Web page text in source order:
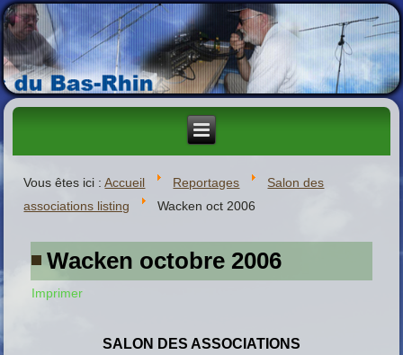
Vous êtes ici :Accueil Reportages
Salon des
associations listing
Wacken oct 2006
Wacken octobre 2006
Imprimer
SALON DES ASSOCIATIONS